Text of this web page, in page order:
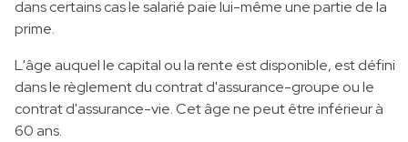
dans certains cas le salarié paie lui-même une partie de la
prime.
L'âge auquel le capital ou la rente est disponible, est défini
dans le règlement du contrat d'assurance-groupe ou le
contrat d'assurance-vie. Cet âge ne peut être inférieur à
60 ans.